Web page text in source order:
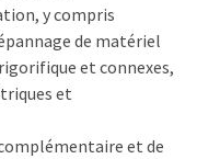
y compris
de matériel
et connexes,
et
et de